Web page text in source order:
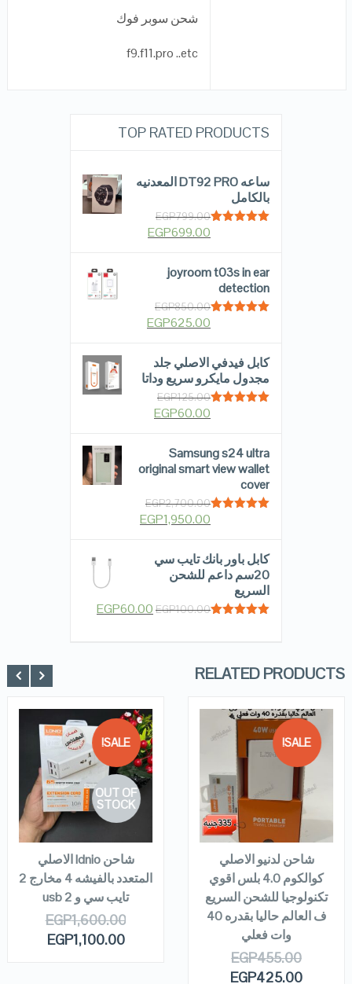
شحن سوبر فوك
f9.f11.pro ..etc
TOP RATED PRODUCTS
ساعه DT92 PRO المعدنيه
بالكامل
EGP799.00
EGP699.00
joyroom t03s in ear
detection
EGP850.00
EGP625.00
كابل فيدفي الاصلي جلد
مجدول مايكرو سريع وداتا
EGP125.00
EGP60.00
Samsung s24 ultra
original smart view wallet
cover
EGP2,700.00
EGP1,950.00
كابل باور بانك تايب سي
20سم داعم للشحن
السريع
EGP100.00
EGP60.00
RELATED PRODUCTS
SALE!
QUICK LOOK
VIEW DETAILS
ADD TO
CART
شاحن لدنيو الاصلي
كوالكوم 4.0 بلس اقوي
تكنولوجيا للشحن السريع
ف العالم حاليا بقدره 40
وات فعلي
EGP455.00
EGP425.00
SALE!
OUT OF
STOCK
QUICK LOOK
VIEW DETAILS
READ MORE
شاحن ldnio الاصلي
المتعدد بالفيشه 4 مخارج 2
تايب سي و 2 usb
EGP1,600.00
EGP1,100.00